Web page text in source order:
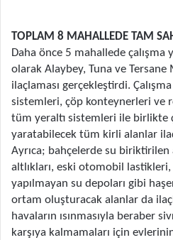
TOPLAM 8 MAHALLEDE TAM
Daha önce 5 mahallede çalışma
olarak Alaybey, Tuna ve
ilaçlaması gerçekleştirdi.
sistemleri, çöp konteynerleri ve
tüm yeraltı sistemleri ile birlikte
yaratabilecek tüm kirli alanlar
Ayrıca; bahçelerde su biriktirilen
altlıkları, eski otomobil
yapılmayan su depoları gibi
ortam oluşturacak alanlar da
havaların ısınmasıyla beraber
karşıya kalmamaları için